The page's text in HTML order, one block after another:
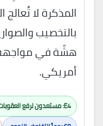
المذكرة لا
هشّة في مواجهة
أمريكي.
E4: مستعدون لرفع العقوبات بشروط